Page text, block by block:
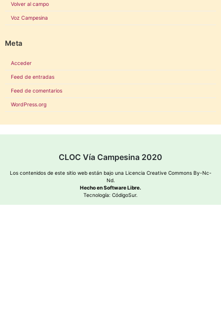
Volver al campo
Voz Campesina
Meta
Acceder
Feed de entradas
Feed de comentarios
WordPress.org
CLOC Vía Campesina 2020
Los contenidos de este sitio web están bajo una Licencia Creative Commons By-Nc-
Nd.
Hecho en Software Libre.
Tecnología: CódigoSur.